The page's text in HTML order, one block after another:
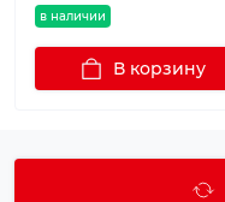
в наличии
В корзину